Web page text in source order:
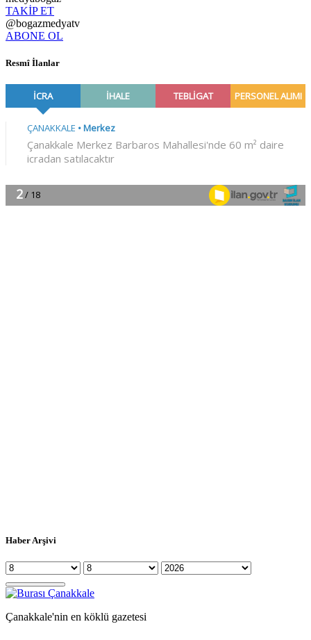
TAKİP ET
@bogazmedyatv
ABONE OL
Resmî İlanlar
Haber Arşivi
Çanakkale'nin en köklü gazetesi